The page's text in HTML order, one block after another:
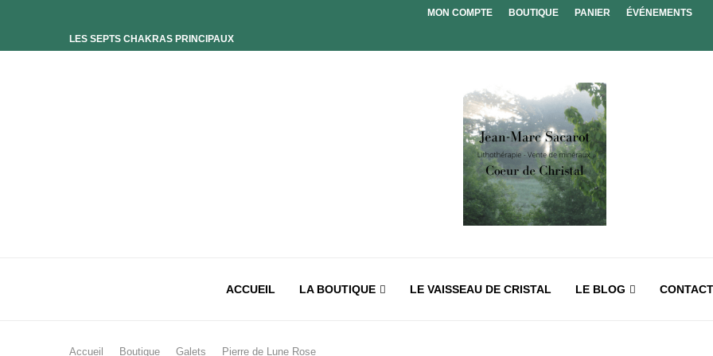
LES SEPTS CHAKRAS PRINCIPAUX
MON COMPTE BOUTIQUE PANIER ÉVÉNEMENTS
ACCUEIL LA BOUTIQUE LE VAISSEAU DE CRISTAL LE BLOG CONTACT
Accueil Boutique Galets Pierre de Lune Rose